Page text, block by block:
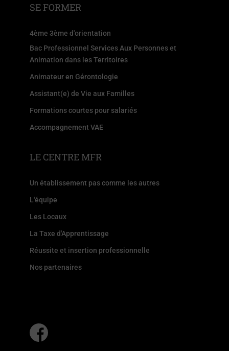
SE FORMER
4ème 3ème d'orientation
Bac Professionnel Services Aux Personnes et
Animation dans les Territoires
Animateur en Gérontologie
Assistant(e) de Vie aux Familles
Formations courtes pour salariés
Accompagnement VAE
LE CENTRE MFR
Un établissement pas comme les autres
L'équipe
Les Locaux
La Taxe d'Apprentissage
Réussite et insertion professionnelle
Nos partenaires